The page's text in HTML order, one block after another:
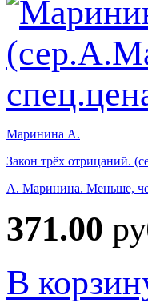
Маринина А.
Закон трёх отрицаний.
А. Маринина. Меньше,
371.00
В